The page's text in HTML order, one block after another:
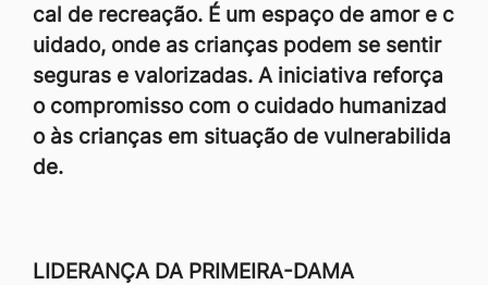
cal de recreação. É um espaço de amor e c
uidado, onde as crianças podem se sentir
seguras e valorizadas. A iniciativa reforça
o compromisso com o cuidado humanizad
o às crianças em situação de vulnerabilida
de.
LIDERANÇA DA PRIMEIRA-DAMA